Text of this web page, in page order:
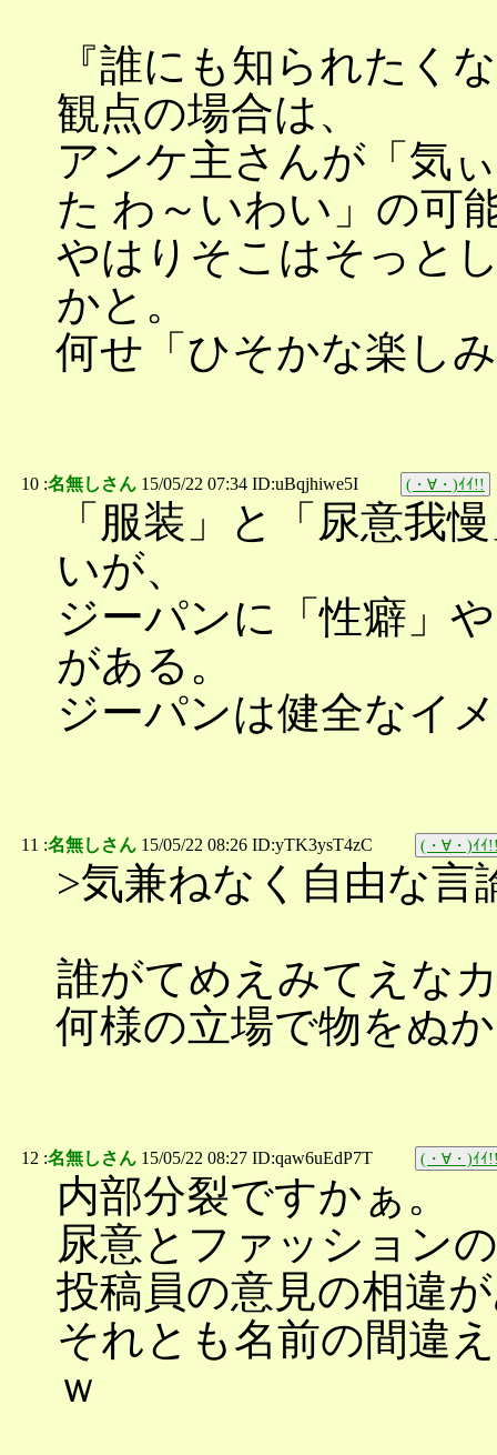
『誰にも知られたく
観点の場合は、
アンケ主さんが「気
た わ～いわい」の可
やはりそこはそっと
かと。
何せ「ひそかな楽し
10 :名無しさん 15/05/22 07:34 ID:uBqjhiwe5I (・∀・)ｲｲ!!
「服装」と「尿意我
いが、
ジーパンに「性癖」
がある。
ジーパンは健全なイ
11 :名無しさん 15/05/22 08:26 ID:yTK3ysT4zC (・∀・)ｲｲ
>気兼ねなく自由な言
誰がてめえみてえな
何様の立場で物をぬ
12 :名無しさん 15/05/22 08:27 ID:qaw6uEdP7T (・∀・)ｲｲ
内部分裂ですかぁ。
尿意とファッション
投稿員の意見の相違
それとも名前の間違
ｗ